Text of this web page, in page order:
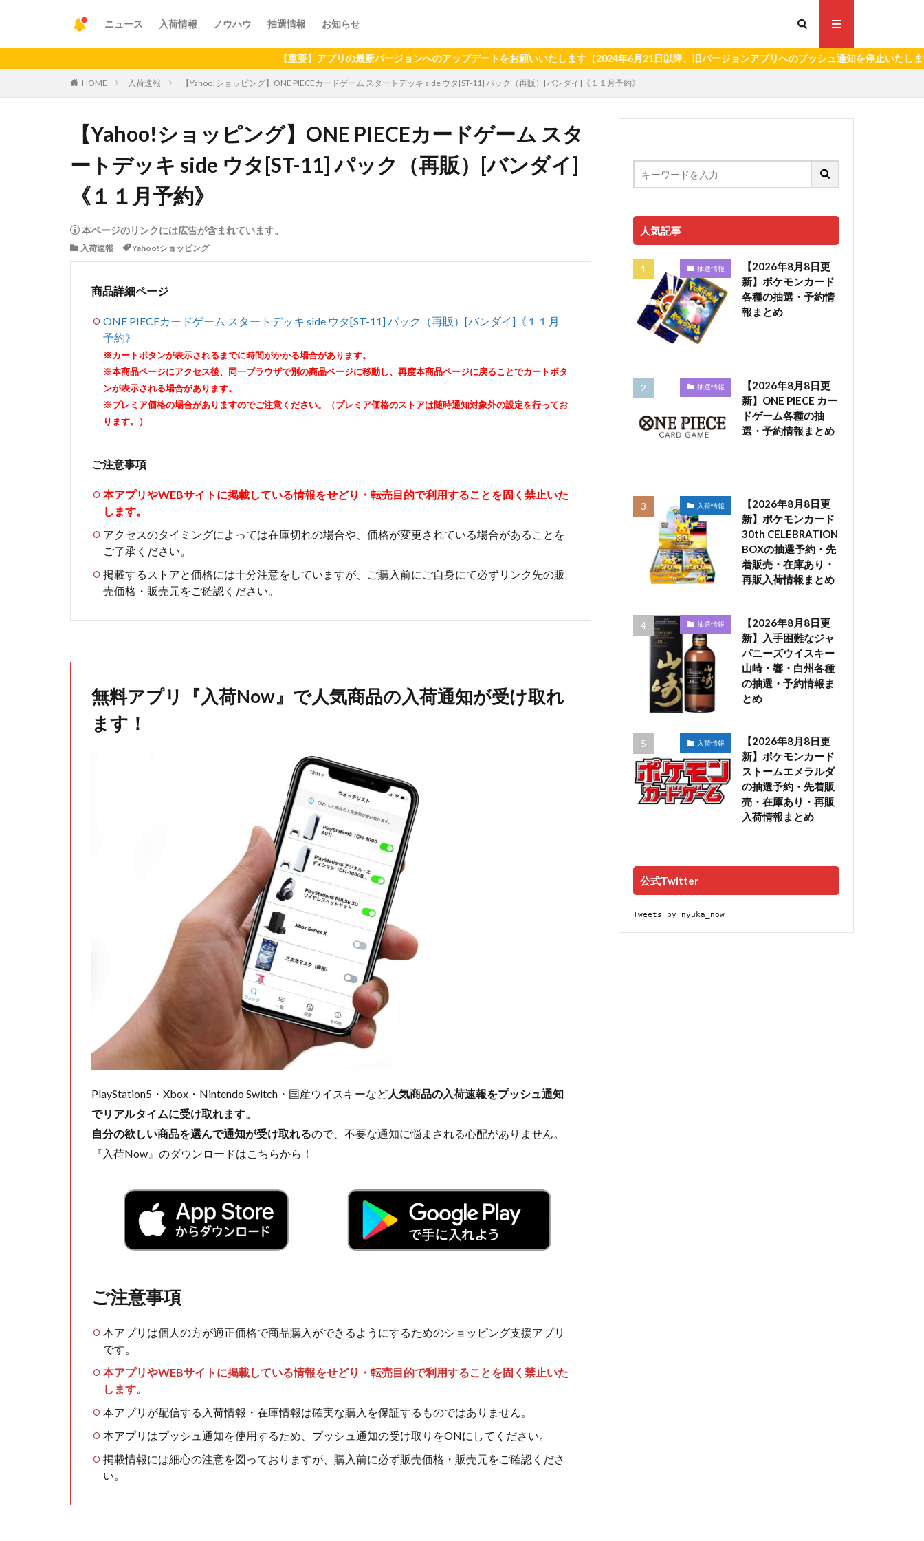
ニュース 入荷情報 ノウハウ 抽選情報 お知らせ
【重要】アプリの最新バージョンへのアップデートをお願いいたします（2024年6月21日以降、旧バージョンアプリへのプッシュ通知を停止いたします。）
HOME 入荷速報 【Yahoo!ショッピング】ONE PIECEカードゲーム スタートデッキ side ウタ[ST-11] パック（再販）[バンダイ]《１１月予約》
【Yahoo!ショッピング】ONE PIECEカードゲーム スタ
ートデッキ side ウタ[ST-11] パック（再販）[バンダイ]
《１１月予約》
本ページのリンクには広告が含まれています。
入荷速報 Yahoo!ショッピング
商品詳細ページ
ONE PIECEカードゲーム スタートデッキ side ウタ[ST-11] パック（再販）[バンダイ]《１１月
予約》
※カートボタンが表示されるまでに時間がかかる場合があります。
※本商品ページにアクセス後、同一ブラウザで別の商品ページに移動し、再度本商品ページに戻ることでカートボタ
ンが表示される場合があります。
※プレミア価格の場合がありますのでご注意ください。（プレミア価格のストアは随時通知対象外の設定を行ってお
ります。）
ご注意事項
本アプリやWEBサイトに掲載している情報をせどり・転売目的で利用することを固く禁止いた
します。
アクセスのタイミングによっては在庫切れの場合や、価格が変更されている場合があることを
ご了承ください。
掲載するストアと価格には十分注意をしていますが、ご購入前にご自身にて必ずリンク先の販
売価格・販売元をご確認ください。
無料アプリ『入荷Now』で人気商品の入荷通知が受け取れ
ます！
PlayStation5・Xbox・Nintendo Switch・国産ウイスキーなど人気商品の入荷速報をプッシュ通知
でリアルタイムに受け取れます。
自分の欲しい商品を選んで通知が受け取れるので、不要な通知に悩まされる心配がありません。
『入荷Now』のダウンロードはこちらから！
ご注意事項
本アプリは個人の方が適正価格で商品購入ができるようにするためのショッピング支援アプリ
です。
本アプリやWEBサイトに掲載している情報をせどり・転売目的で利用することを固く禁止いた
します。
本アプリが配信する入荷情報・在庫情報は確実な購入を保証するものではありません。
本アプリはプッシュ通知を使用するため、プッシュ通知の受け取りをONにしてください。
掲載情報には細心の注意を図っておりますが、購入前に必ず販売価格・販売元をご確認くださ
い。
人気記事
抽選情報
【2026年8月8日更
新】ポケモンカード
各種の抽選・予約情
報まとめ
抽選情報
【2026年8月8日更
新】ONE PIECE カー
ドゲーム各種の抽
選・予約情報まとめ
入荷情報
【2026年8月8日更
新】ポケモンカード
30th CELEBRATION
BOXの抽選予約・先
着販売・在庫あり・
再販入荷情報まとめ
抽選情報
【2026年8月8日更
新】入手困難なジャ
パニーズウイスキー
山崎・響・白州各種
の抽選・予約情報ま
とめ
入荷情報
【2026年8月8日更
新】ポケモンカード
ストームエメラルダ
の抽選予約・先着販
売・在庫あり・再販
入荷情報まとめ
公式Twitter
Tweets by nyuka_now